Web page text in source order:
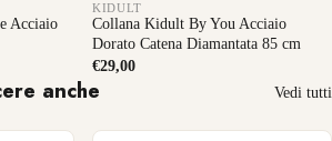
Acciaio
KIDULT
Collana Kidult By You Acciaio
Dorato Catena Diamantata 85 cm
€29,00
anche Vedi tutti